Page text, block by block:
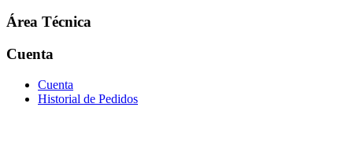
Área Técnica
Cuenta
Cuenta
Historial de Pedidos